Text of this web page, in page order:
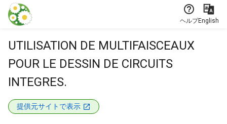
本文に飛ぶ
ヘルプEnglish
UTILISATION DE MULTIFAISCEAUX
POUR LE DESSIN DE CIRCUITS
INTEGRES.
提供元サイトで表示